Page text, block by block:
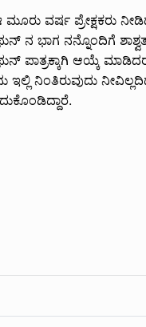
ಮೂರು ವರ್ಷ ಪ್ರೇಕ್ಷಕರು
ನ ಭಾಗ ನನ್ನೊಂದಿಗೆ
ಪಾತ್ರಕ್ಕಾಗಿ ಆಯ್ಕೆ
ಇಲ್ಲಿ ನಿಂತಿರುವುದು